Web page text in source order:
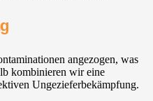
angezogen, was
kombinieren wir eine
Ungezieferbekämpfung.